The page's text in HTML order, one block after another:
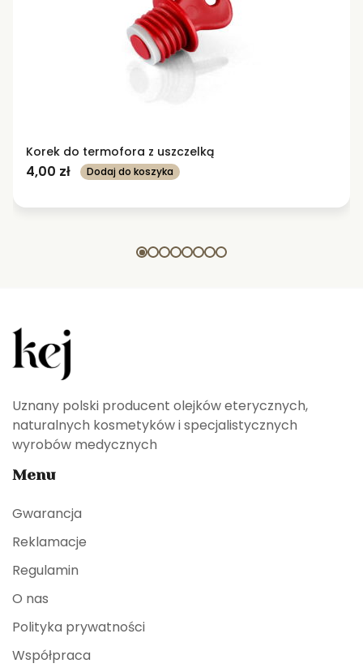
Korek do termofora z uszczelką
4,00 zł Dodaj do koszyka
Uznany polski producent olejków eterycznych,
naturalnych kosmetyków i specjalistycznych
wyrobów medycznych
Menu
Gwarancja
Reklamacje
Regulamin
O nas
Polityka prywatności
Współpraca